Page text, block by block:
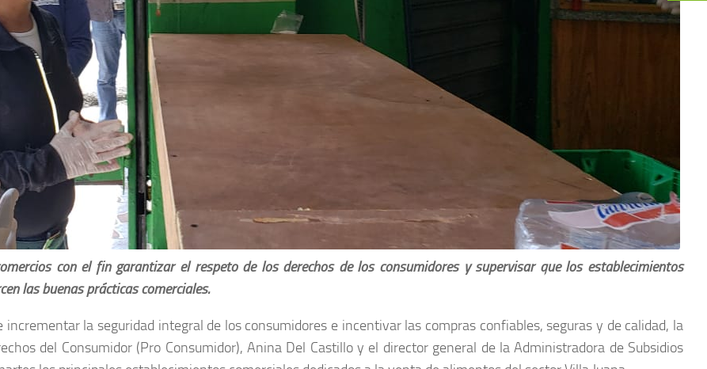
con el fin garantizar el respeto de los derechos de los consumidores y supervisar que los establecimientos
las buenas prácticas comerciales.
incrementar la seguridad integral de los consumidores e incentivar las compras confiables, seguras y de calidad, la
del Consumidor (Pro Consumidor), Anina Del Castillo y el director general de la Administradora de Subsidios